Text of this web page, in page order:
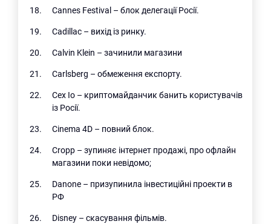
Cannes Festival – блок делегації Росії.
Cadillac – вихід із ринку.
Calvin Klein – зачинили магазини
Carlsberg – обмеження експорту.
Cex Io – криптомайданчик банить користувачів
із Росії.
Cinema 4D – повний блок.
Cropp – зупиняє інтернет продажі, про офлайн
магазини поки невідомо;
Danone – призупинила інвестиційні проекти в
РФ
Disney – скасування фільмів.